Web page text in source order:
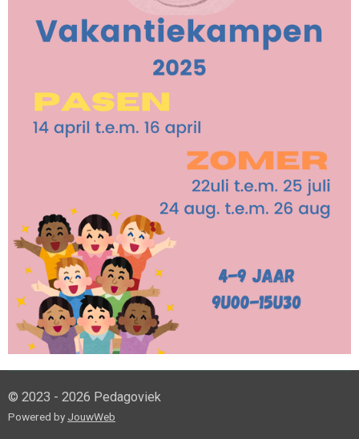
© 2023 - 2026 Pedagoviek
Powered by JouwWeb